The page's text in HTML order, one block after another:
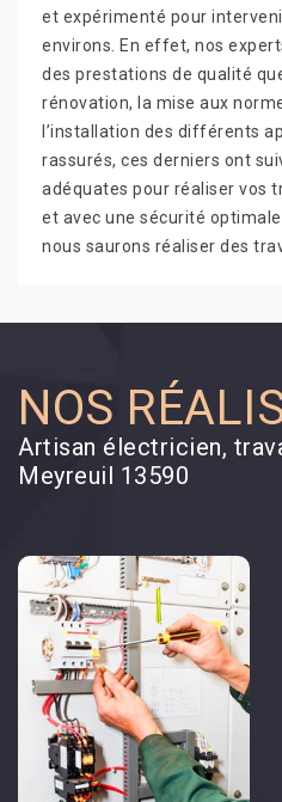
et expérimenté pour
environs. En effet, nos
des prestations de qualité
rénovation, la mise aux
l’installation des différents
rassurés, ces derniers ont
adéquates pour réaliser vos
et avec une sécurité
nous saurons réaliser des
NOS
Artisan électricien,
Meyreuil 13590